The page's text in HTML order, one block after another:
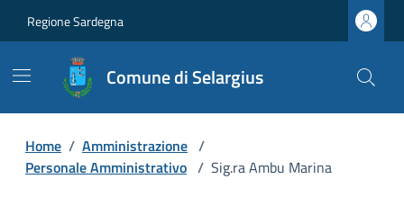
Regione Sardegna
Comune di Selargius
Home / Amministrazione /
Personale Amministrativo / Sig.ra Ambu Marina